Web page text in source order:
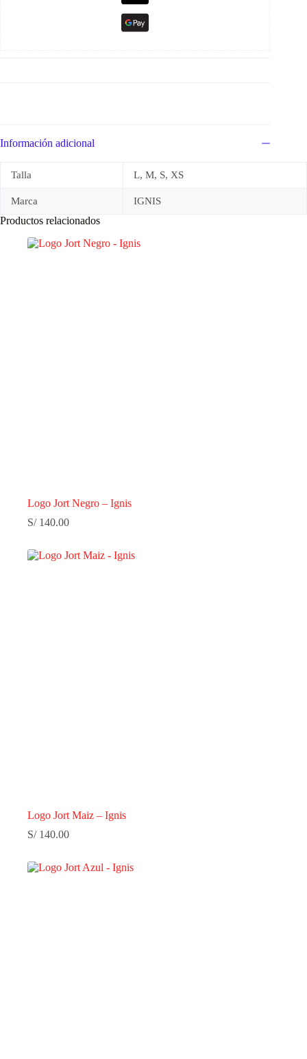
Información adicional
Talla L, M, S, XS
Marca IGNIS
Productos relacionados
Logo Jort Negro – Ignis
S/140.00
Logo Jort Maiz – Ignis
S/140.00